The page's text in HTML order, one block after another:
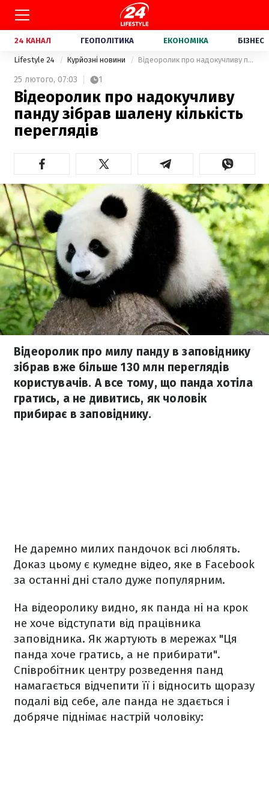
24 КАНАЛ ГЕОПОЛІТИКА ЕКОНОМІКА БІЗНЕС
Lifestyle 24 Курйозні новини Відеоролик про надокучливу панду зібрав шалену кількість переглядів
25 лютого, 07:03 1
Відеоролик про надокучливу
панду зібрав шалену кількість
переглядів
Відеоролик про милу панду в заповіднику
зібрав вже більше 130 млн переглядів
користувачів. А все тому, що панда хотіла
гратись, а не дивитись, як чоловік
прибирає в заповіднику.
Не даремно милих пандочок всі люблять.
Доказ цьому є кумедне відео, яке в Facebook
за останні дні стало дуже популярним.
На відеоролику видно, як панда ні на крок
не хоче відступати від працівника
заповідника. Як жартують в мережах "Ця
панда хоче гратись, а не прибирати".
Співробітник центру розведення панд
намагається відчепити її і відносить щоразу
подалі від себе, але панда не здається і
добряче піднімає настрій чоловіку: